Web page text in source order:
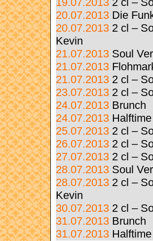
19.07.2013 2 cl –
20.07.2013 Die
20.07.2013 2 cl –
Kevin
21.07.2013 Soul
21.07.2013
21.07.2013 2 cl –
23.07.2013 2 cl –
24.07.2013 Brunch
24.07.2013 Halftime
25.07.2013 2 cl –
26.07.2013 2 cl –
27.07.2013 2 cl –
28.07.2013 Soul
28.07.2013 2 cl –
Kevin
30.07.2013 2 cl –
31.07.2013 Brunch
31.07.2013 Halftime